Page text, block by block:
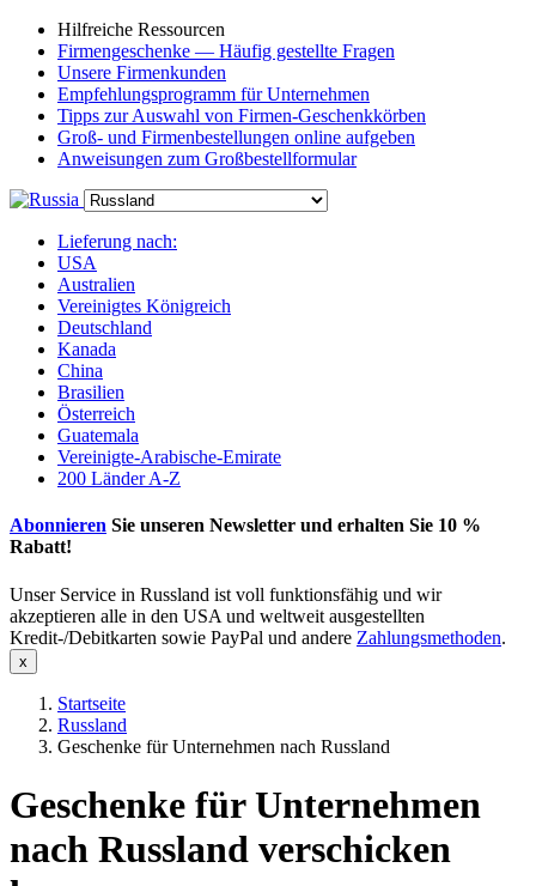
Hilfreiche Ressourcen
Firmengeschenke — Häufig gestellte Fragen
Unsere Firmenkunden
Empfehlungsprogramm für Unternehmen
Tipps zur Auswahl von Firmen-Geschenkkörben
Groß- und Firmenbestellungen online aufgeben
Anweisungen zum Großbestellformular
Lieferung nach:
USA
Australien
Vereinigtes Königreich
Deutschland
Kanada
China
Brasilien
Österreich
Guatemala
Vereinigte-Arabische-Emirate
200 Länder A-Z
Abonnieren Sie unseren Newsletter und erhalten Sie 10 %
Rabatt!
Unser Service in Russland ist voll funktionsfähig und wir
akzeptieren alle in den USA und weltweit ausgestellten
Kredit-/Debitkarten sowie PayPal und andere Zahlungsmethoden.
Startseite
Russland
Geschenke für Unternehmen nach Russland
Geschenke für Unternehmen
nach Russland verschicken